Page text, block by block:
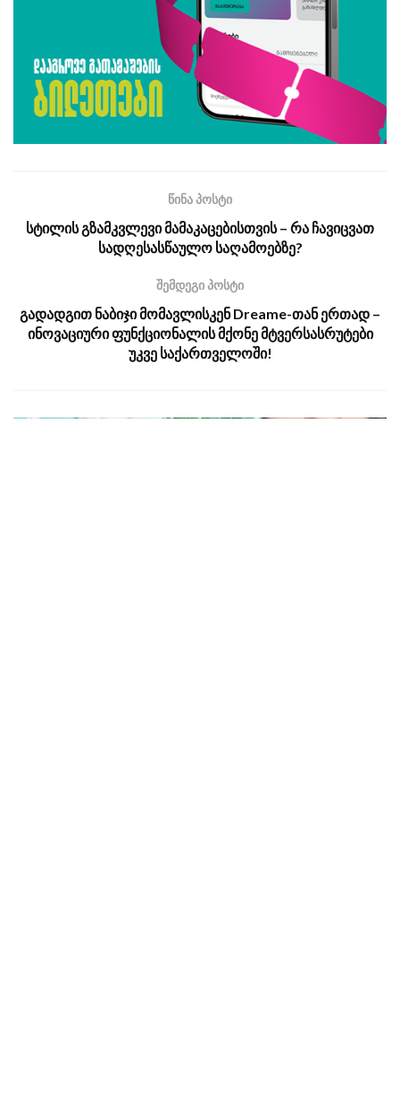
წინა პოსტი
სტილის გზამკვლევი მამაკაცებისთვის – რა ჩავიცვათ
სადღესასწაულო საღამოებზე?
შემდეგი პოსტი
გადადგით ნაბიჯი მომავლისკენ Dreame-თან ერთად –
ინოვაციური ფუნქციონალის მქონე მტვერსასრუტები
უკვე საქართველოში!